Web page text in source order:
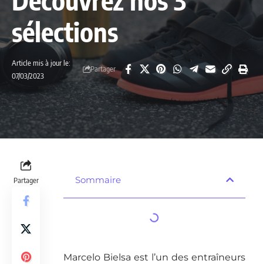
sélections
Article mis à jour le:
07/03/2023
Partager
Partager Sommaire
Marcelo Bielsa est l’un des entraîneurs